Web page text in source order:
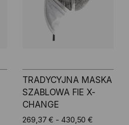
TRADYCYJNA MASKA
SZABLOWA FIE X-
CHANGE
269,37 € - 430,50 €